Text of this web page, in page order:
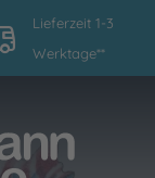
Lieferzeit 1-3
Werktage**